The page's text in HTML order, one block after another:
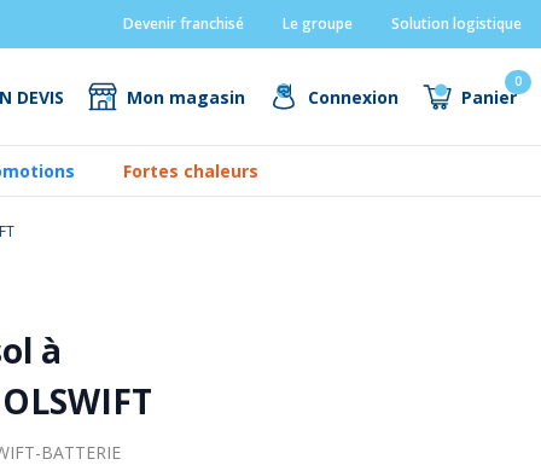
Devenir franchisé Le groupe Solution logistique
DEVIS Mon magasin Connexion Panier
0
Fortes chaleurs
à
BATTERIE